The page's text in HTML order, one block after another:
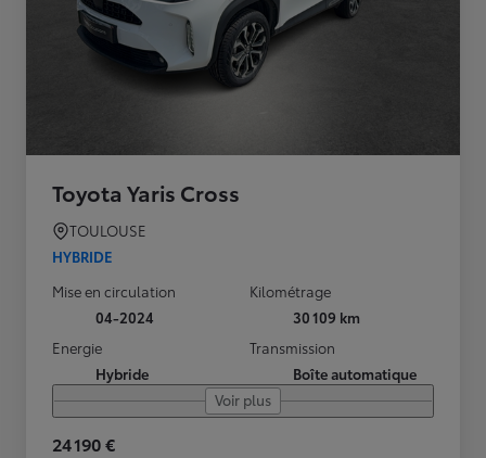
Toyota Yaris Cross
TOULOUSE
HYBRIDE
Mise en circulation
04-2024
Kilométrage
30 109 km
Energie
Hybride
Transmission
Boîte automatique
Voir plus
24 190 €